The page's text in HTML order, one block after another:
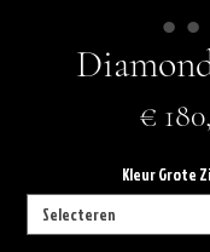
€
Kleur Grote